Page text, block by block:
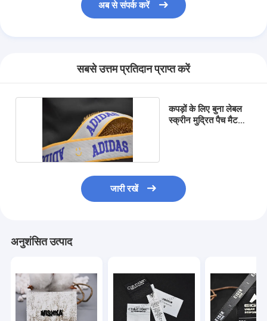
अब से संपर्क करें
सबसे उत्तम प्रतिदान प्राप्त करें
कपड़ों के लिए बुना लेबल
स्क्रीन मुद्रित पैच मैट
जारी रखें
अनुशंसित उत्पाद